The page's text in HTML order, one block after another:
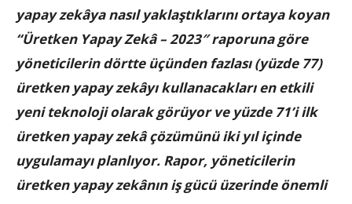
yapay zekâya nasıl yaklaştıklarını ortaya koyan
“Üretken Yapay Zekâ – 2023″ raporuna göre
yöneticilerin dörtte üçünden fazlası (yüzde 77)
üretken yapay zekâyı kullanacakları en etkili
yeni teknoloji olarak görüyor ve yüzde 71’i ilk
üretken yapay zekâ çözümünü iki yıl içinde
uygulamayı planlıyor. Rapor, yöneticilerin
üretken yapay zekânın iş gücü üzerinde önemli